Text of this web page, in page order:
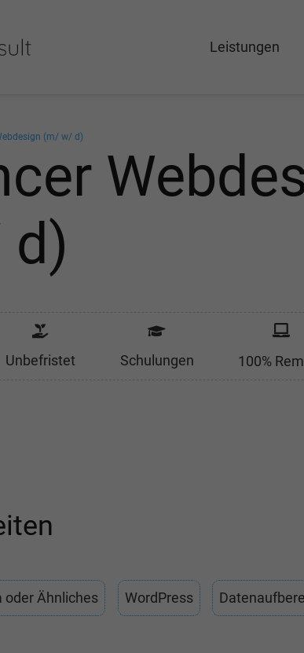
Leistungen
(m/ w/ d)
Unbefristet Schulungen 100%
oder Ähnliches WordPress